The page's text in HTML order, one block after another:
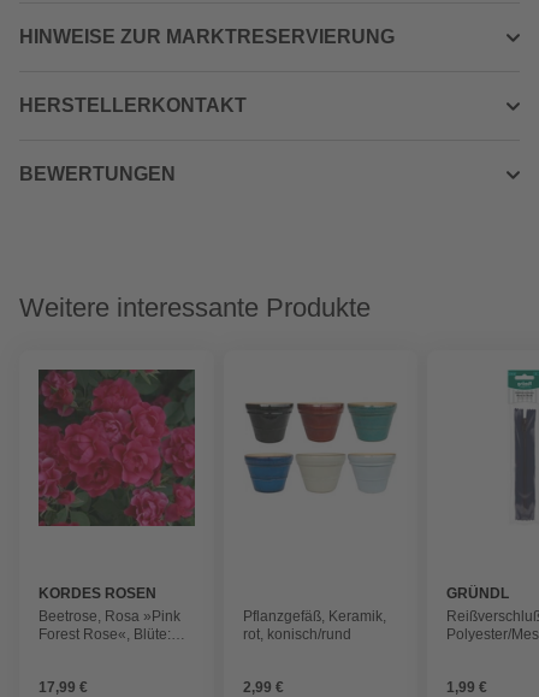
HINWEISE ZUR MARKTRESERVIERUNG
HERSTELLERKONTAKT
BEWERTUNGEN
Weitere interessante Produkte
KORDES ROSEN
Beetrose, Rosa »Pink
Forest Rose«, Blüte:
17,99 €
Pflanzgefäß, Keramik,
rot, konisch/rund
2,99 €
GRÜNDL
Polyester/
1,99 €